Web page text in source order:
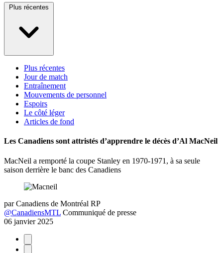
Plus récentes
Plus récentes
Jour de match
Entraînement
Mouvements de personnel
Espoirs
Le côté léger
Articles de fond
Les Canadiens sont attristés d’apprendre le décès d’Al MacNeil
MacNeil a remporté la coupe Stanley en 1970-1971, à sa seule
saison derrière le banc des Canadiens
par Canadiens de Montréal RP
@CanadiensMTL Communiqué de presse
06 janvier 2025